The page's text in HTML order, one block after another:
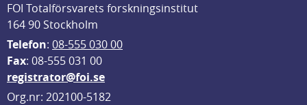
FOI Totalförsvarets forskningsinstitut
164 90 Stockholm
Telefon: 08-555 030 00
Fax: 08-555 031 00
registrator@foi.se
Org.nr: 202100-5182